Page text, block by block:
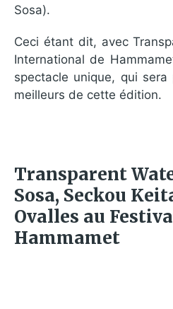
Sosa).
Ceci étant dit, avec
International de
spectacle unique, qui sera
meilleurs de cette édition.
Transparent
Sosa, Seckou
Ovalles au
Hammamet